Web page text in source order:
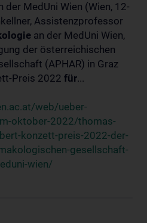
der MedUni Wien (Wien, 12-
Assistenzprofessor
an der MedUni Wien,
der österreichischen
(APHAR) in Graz
Preis 2022 für...
web/ueber-
oktober-2022/thomas-
konzett-preis-2022-der-
gesellschaft-
wien/